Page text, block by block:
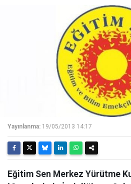
Yayınlanma: 19/05/2013 14:17
Eğitim Sen Merkez Yürütme